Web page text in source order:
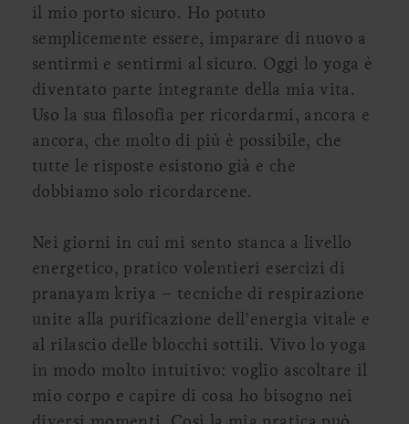
il mio porto sicuro. Ho potuto
semplicemente essere, imparare di nuovo a
sentirmi e sentirmi al sicuro. Oggi lo yoga è
diventato parte integrante della mia vita.
Uso la sua filosofia per ricordarmi, ancora e
ancora, che molto di più è possibile, che
tutte le risposte esistono già e che
dobbiamo solo ricordarcene.
Nei giorni in cui mi sento stanca a livello
energetico, pratico volentieri esercizi di
pranayam kriya – tecniche di respirazione
unite alla purificazione dell’energia vitale e
al rilascio delle blocchi sottili. Vivo lo yoga
in modo molto intuitivo: voglio ascoltare il
mio corpo e capire di cosa ho bisogno nei